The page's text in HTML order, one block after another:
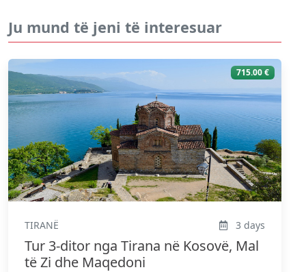
Ju mund të jeni të interesuar
715.00 €
TIRANË 3 days
Tur 3-ditor nga Tirana në Kosovë, Mal
të Zi dhe Maqedoni